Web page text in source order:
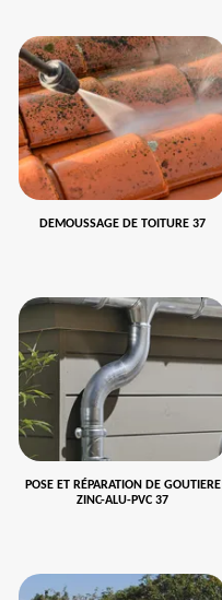
DEMOUSSAGE DE TOITURE 37
POSE ET RÉPARATION DE GOUTIERE
ZINC-ALU-PVC 37